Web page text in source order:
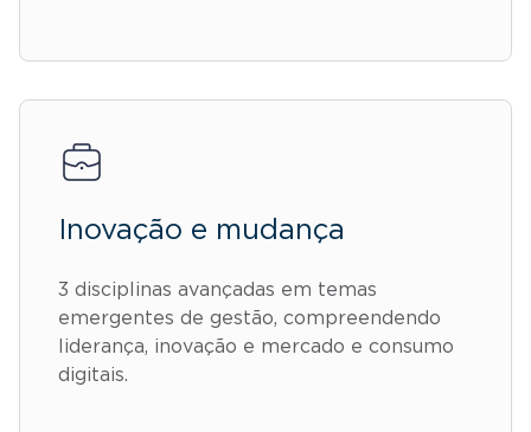
Inovação e mudança
3 disciplinas avançadas em temas
emergentes de gestão, compreendendo
liderança, inovação e mercado e consumo
digitais.